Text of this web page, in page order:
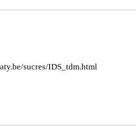
sucres/IDS_tdm.html